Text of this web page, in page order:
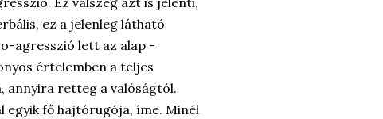
ez a jelenleg látható
agresszió lett az alap -
értelemben a teljes
annyira retteg a valóságtól.
egyik fő hajtórugója, íme. Minél